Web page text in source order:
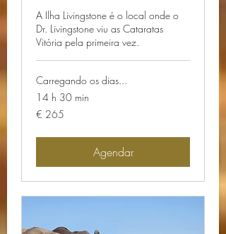
A Ilha Livingstone é o local onde o
Dr. Livingstone viu as Cataratas
Vitória pela primeira vez.
Carregando os dias...
14 h 30 min
265
Euros
€ 265
Agendar